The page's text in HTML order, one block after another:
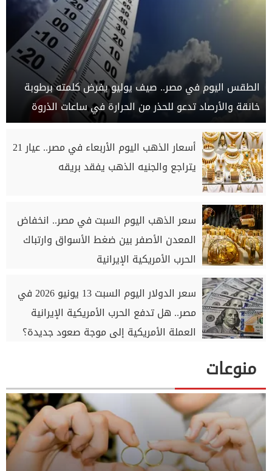
الطقس اليوم في مصر.. صيف يوليو يفرض كلمته برطوبة
خانقة والأرصاد تدعو للحذر من الحرارة في ساعات الذروة
أسعار الذهب اليوم الأربعاء في مصر.. عيار 21
يتراجع والجنيه الذهب يفقد بريقه
سعر الذهب اليوم السبت في مصر.. انخفاض
المعدن الأصفر بين ضغط الأسواق وارتباك
الحرب الأمريكية الإيرانية
سعر الدولار اليوم السبت 13 يونيو 2026 في
مصر.. هل تدفع الحرب الأمريكية الإيرانية
العملة الأمريكية إلى موجة صعود جديدة؟
منوعات